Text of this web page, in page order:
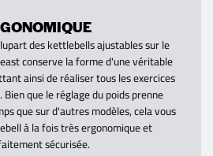
des kettlebells ajustables sur le
conserve la forme d'une véritable
ainsi de réaliser tous les exercices
que le réglage du poids prenne
que sur d'autres modèles, cela vous
à la fois très ergonomique et
sécurisée.